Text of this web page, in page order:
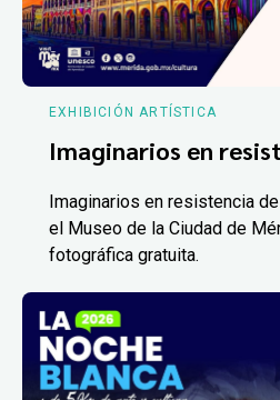
EXHIBICIÓN ARTÍSTICA
Imaginarios en
Imaginarios en resistencia
el Museo de la Ciudad de
fotográfica gratuita.